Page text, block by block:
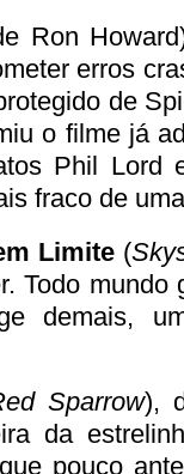
Ron
erros
de
o filme já
Phil Lord
fraco de
Limite(
Todo mundo
demais,
Sparrow),
da
pouco